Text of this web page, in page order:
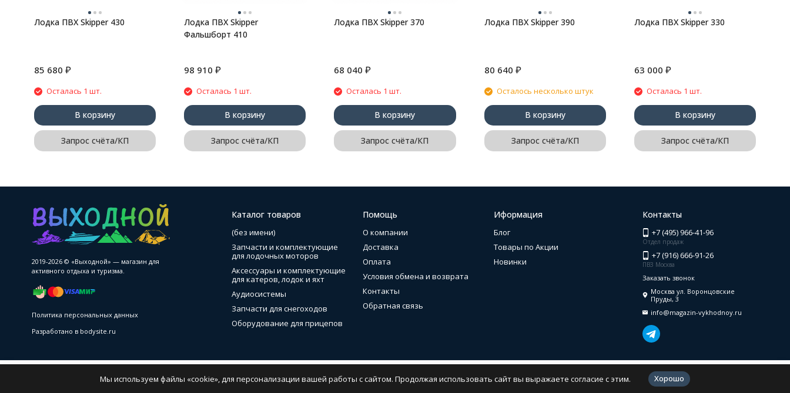
Лодка ПВХ Skipper 430
85 680 ₽
Осталась 1 шт.
В корзину
Запрос счёта/КП
Лодка ПВХ Skipper
Фальшборт 410
98 910 ₽
Осталась 1 шт.
В корзину
Запрос счёта/КП
Лодка ПВХ Skipper 370
68 040 ₽
Осталась 1 шт.
В корзину
Запрос счёта/КП
Лодка ПВХ Skipper 390
80 640 ₽
Осталось несколько штук
В корзину
Запрос счёта/КП
Лодка ПВХ Skipper 330
63 000 ₽
Осталась 1 шт.
В корзину
Запрос счёта/КП
Сравнение В корзине ничего нет
2019-2026 © «Выходной» — магазин для
активного отдыха и туризма.
Политика персональных данных
Разработано в bodysite.ru
Каталог товаров
(без имени)
Запчасти и комплектующие
для лодочных моторов
Аксессуары и комплектующие
для катеров, лодок и яхт
Аудиосистемы
Запчасти для снегоходов
Оборудование для прицепов
Помощь
О компании
Доставка
Оплата
Условия обмена и возврата
Контакты
Обратная связь
Иформация
Блог
Товары по Акции
Новинки
Контакты
+7 (495) 966-41-96
Отдел продаж
+7 (916) 666-91-26
ПВЗ Москва
Заказать звонок
Москва ул. Воронцовские
Пруды, 3
info@magazin-vykhodnoy.ru
Мы используем файлы «cookie», для персонализации вашей работы с сайтом. Продолжая использовать сайт вы выражаете согласие с этим. Хорошо